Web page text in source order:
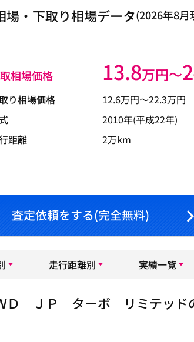
場・下取り相場データ(2026年8月
相場価格 13.8万円〜
り相場価格 12.6万円〜22.3万円
2010年(平成22年)
距離
2万km
査定依頼をする(完全無料)
走行距離別 実績一覧
Ｄ ＪＰ ターボ リミテッド